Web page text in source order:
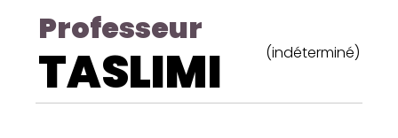
Professeur
TASLIMI (indéterminé)